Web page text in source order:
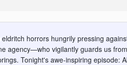
horrors hungrily pressing
agency—who vigilantly guards us
Tonight's awe-inspiring episode: